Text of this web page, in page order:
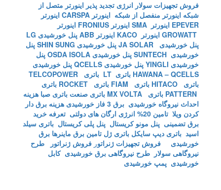
فروش تجهیزات سولار انرژی تجدید پذیر اینورتر متصل از
شبکه اینورتر منفصل از شبکه اینورتر CARSPA
اینورتر
EPEVER اینورتر SMA اینورتر FRONIUS
اینورتر
اینورتر KACO اینورتر ABB
پنل خورشیدی LG
پنل خورشیدی JA SOLAR
پنل خورشیدی SHIN SUNG
پنل
خورشیدی SUNTECH
پنل خورشیدی OSDA ISOLA
پنل
خورشیدی YINGLI
پنل خورشیدی QCELLS
پنل خورشیدی
HAWANA – QCELLS باتری LT
باتری TELCOPOWER
باتری HITACO
باتری FIAM باتری ROCKET
باتری
باتری MX VOLTA باتری صنعت باتری صبا هزینه
احداث نیروگاه خورشیدی برق 3 فاز خورشیدی
هزینه برق دار
کردن ویلا تامین 20% انرژی ارگان های دولتی
تعرفه خرید
برق تضمینی پنل مونو کریستال پنل پلی کریستال باتری سیلد
اسید باتری دیپ سایکل باتری ژل تامین برق ماینرها برق
خورشیدی
فروش تجهیزات ژنراتور فروش ژنراتور
طرح
نیروگاهی سولار طرح نیروگاهی برق خورشیدی کابل
خورشیدی پمپ خورشیدی